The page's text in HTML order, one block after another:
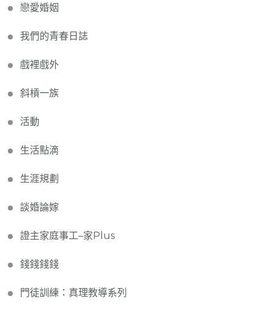
戀愛婚姻
我們的青春日誌
戲裡戲外
斜槓一族
活動
生活點滴
生涯規劃
談婚論嫁
證主家庭事工–家Plus
錢錢錢錢
門徒訓練：真理教導系列